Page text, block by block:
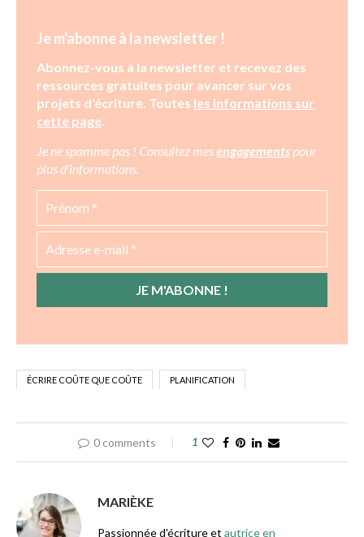
Je m'abonne à la newsletter !
Abonnez-vous à la newsletter et recevez des
ressources gratuites pour avancer sur vos
projets d'écriture. Toutes les informations sur
cette page.
Je ne spamme pas ! Consultez mesengagements pour
plus d’informations.
ÉCRIRE COÛTE QUE COÛTE PLANIFICATION
0 comments 1
MARIÈKE
Passionnée d'écriture et autrice en